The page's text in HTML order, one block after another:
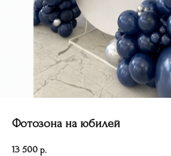
Фотозона на юбилей
13 500 р.